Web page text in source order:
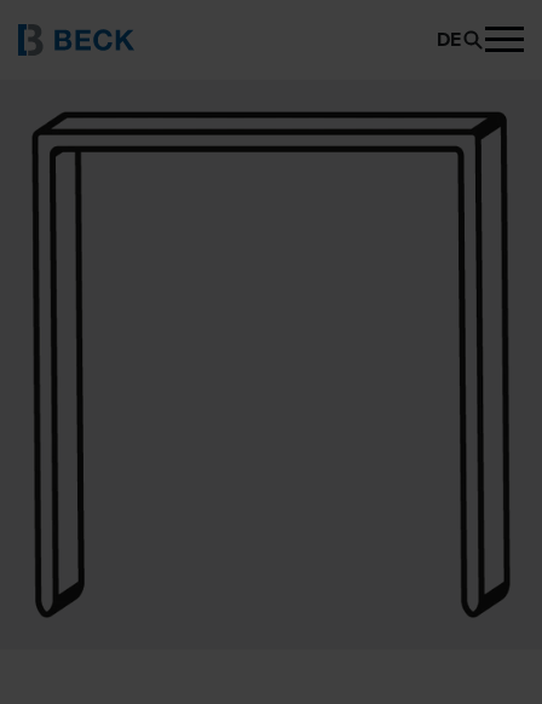
BECK 800 PRODUKT ANFRAGEN
DE